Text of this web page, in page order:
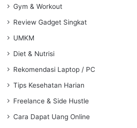
Gym & Workout
Review Gadget Singkat
UMKM
Diet & Nutrisi
Rekomendasi Laptop / PC
Tips Kesehatan Harian
Freelance & Side Hustle
Cara Dapat Uang Online